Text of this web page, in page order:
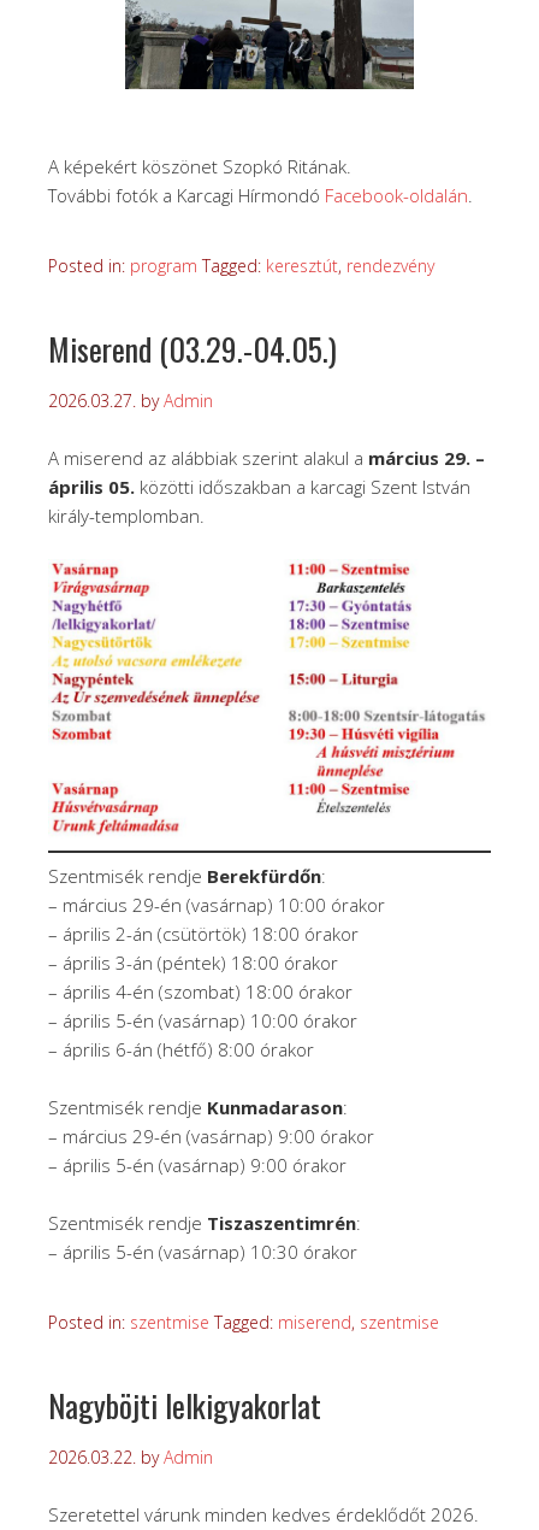
A képekért köszönet Szopkó Ritának.
További fotók a Karcagi Hírmondó Facebook-oldalán.
Posted in: program Tagged: keresztút, rendezvény
Miserend (03.29.-04.05.)
2026.03.27. byAdmin
A miserend az alábbiak szerint alakul a március 29. –
április 05. közötti időszakban a karcagi Szent István
király-templomban.
Szentmisék rendje Berekfürdőn:
– március 29-én (vasárnap) 10:00 órakor
– április 2-án (csütörtök) 18:00 órakor
– április 3-án (péntek) 18:00 órakor
– április 4-én (szombat) 18:00 órakor
– április 5-én (vasárnap) 10:00 órakor
– április 6-án (hétfő) 8:00 órakor
Szentmisék rendje Kunmadarason:
– március 29-én (vasárnap) 9:00 órakor
– április 5-én (vasárnap) 9:00 órakor
Szentmisék rendje Tiszaszentimrén:
– április 5-én (vasárnap) 10:30 órakor
Posted in: szentmise Tagged: miserend, szentmise
Nagyböjti lelkigyakorlat
2026.03.22. byAdmin
Szeretettel várunk minden kedves érdeklődőt 2026.